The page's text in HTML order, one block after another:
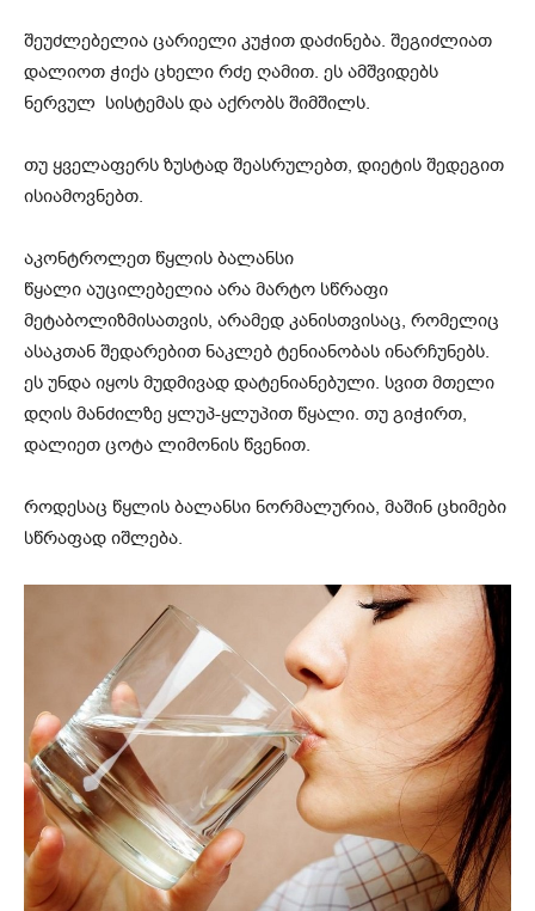
შეუძლებელია ცარიელი კუჭით დაძინება. შეგიძლიათ
დალიოთ ჭიქა ცხელი რძე ღამით. ეს ამშვიდებს
ნერვულ სისტემას და აქრობს შიმშილს.
თუ ყველაფერს ზუსტად შეასრულებთ, დიეტის შედეგით
ისიამოვნებთ.
აკონტროლეთ წყლის ბალანსი
წყალი აუცილებელია არა მარტო სწრაფი
მეტაბოლიზმისათვის, არამედ კანისთვისაც, რომელიც
ასაკთან შედარებით ნაკლებ ტენიანობას ინარჩუნებს.
ეს უნდა იყოს მუდმივად დატენიანებული. სვით მთელი
დღის მანძილზე ყლუპ-ყლუპით წყალი. თუ გიჭირთ,
დალიეთ ცოტა ლიმონის წვენით.
როდესაც წყლის ბალანსი ნორმალურია, მაშინ ცხიმები
სწრაფად იშლება.